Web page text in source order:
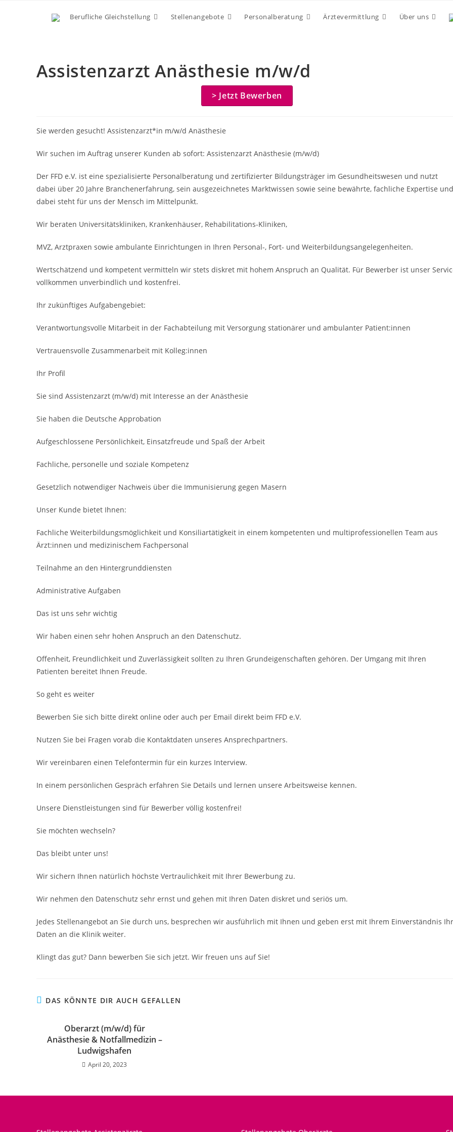
Berufliche Gleichstellung Stellenangebote Personalberatung Ärztevermittlung Über uns
Assistenzarzt Anästhesie m/w/d
> Jetzt Bewerben
Sie werden gesucht! Assistenzarzt*in m/w/d Anästhesie
Wir suchen im Auftrag unserer Kunden ab sofort: Assistenzarzt Anästhesie (m/w/d)
Der FFD e.V. ist eine spezialisierte Personalberatung und zertifizierter Bildungsträger im Gesundheitswesen und nutzt
dabei über 20 Jahre Branchenerfahrung, sein ausgezeichnetes Marktwissen sowie seine bewährte, fachliche Expertise und
dabei steht für uns der Mensch im Mittelpunkt.
Wir beraten Universitätskliniken, Krankenhäuser, Rehabilitations-Kliniken,
MVZ, Arztpraxen sowie ambulante Einrichtungen in Ihren Personal-, Fort- und Weiterbildungsangelegenheiten.
Wertschätzend und kompetent vermitteln wir stets diskret mit hohem Anspruch an Qualität. Für Bewerber ist unser
vollkommen unverbindlich und kostenfrei.
Ihr zukünftiges Aufgabengebiet:
Verantwortungsvolle Mitarbeit in der Fachabteilung mit Versorgung stationärer und ambulanter Patient:innen
Vertrauens­volle Zusammenarbeit mit Kolleg:innen
Ihr Profil
Sie sind Assistenzarzt (m/w/d) mit Interesse an der Anästhesie
Sie haben die Deutsche Approbation
Aufgeschlossene Persönlich­keit, Einsatzfreude und Spaß der Arbeit
Fachliche, personelle und soziale Kompetenz
Gesetzlich notwendiger Nachweis über die Immuni­sierung gegen Masern
Unser Kunde bietet Ihnen:
Fachliche Weiterbildungsmöglichkeit und Konsiliar­tätigkeit in einem kompe­tenten und multiprofessio­nellen Team aus
Ärzt:innen und medizinischem Fach­personal
Teilnahme an den Hinter­grund­diensten
Administrative Aufgaben
Das ist uns sehr wichtig
Wir haben einen sehr hohen Anspruch an den Datenschutz.
Offenheit, Freundlichkeit und Zuverlässigkeit sollten zu Ihren Grundeigenschaften gehören. Der Umgang mit Ihren
Patienten bereitet Ihnen Freude.
So geht es weiter
Bewerben Sie sich bitte direkt online oder auch per Email direkt beim FFD e.V.
Nutzen Sie bei Fragen vorab die Kontaktdaten unseres Ansprechpartners.
Wir vereinbaren einen Telefontermin für ein kurzes Interview.
In einem persönlichen Gespräch erfahren Sie Details und lernen unsere Arbeitsweise kennen.
Unsere Dienstleistungen sind für Bewerber völlig kostenfrei!
Sie möchten wechseln?
Das bleibt unter uns!
Wir sichern Ihnen natürlich höchste Vertraulichkeit mit Ihrer Bewerbung zu.
Wir nehmen den Datenschutz sehr ernst und gehen mit Ihren Daten diskret und seriös um.
Jedes Stellenangebot an Sie durch uns, besprechen wir ausführlich mit Ihnen und geben erst mit Ihrem Einverständnis
Daten an die Klinik weiter.
Klingt das gut? Dann bewerben Sie sich jetzt. Wir freuen uns auf Sie!
DAS KÖNNTE DIR AUCH GEFALLEN
Oberarzt (m/w/d) für
Anästhesie & Notfallmedizin –
Ludwigshafen
April 20, 2023